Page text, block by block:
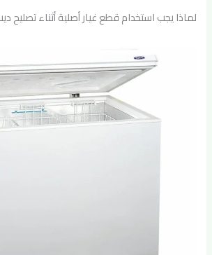
لماذا يجب استخدام قطع غيار أصلية أثناء تصليح